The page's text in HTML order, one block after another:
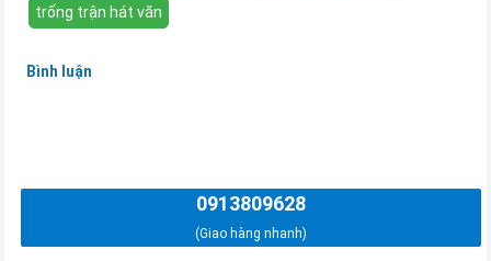
trống trận hát văn
Bình luận
0913809628
(Giao hàng nhanh)